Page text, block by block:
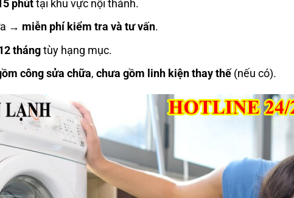
phút tại khu vực nội thành.
→ miễn phí kiểm tra và tư vấn.
tháng tùy hạng mục.
công sửa chữa,chưa gồm linh kiện thay thế (nếu có).